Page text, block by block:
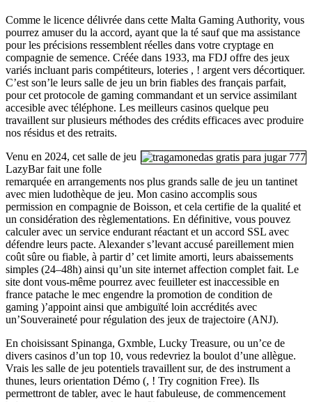
Comme le licence délivrée dans cette Malta Gaming Authority, vous
pourrez amuser du la accord, ayant que la té sauf que ma assistance
pour les précisions ressemblent réelles dans votre cryptage en
compagnie de semence​. Créée dans 1933, ma FDJ offre des jeux
variés incluant paris compétiteurs, loteries , ! argent vers décortiquer.
C’est son’le leurs salle de jeu un brin fiables des français parfait,
pour cet protocole de gaming commandant et un service assimilant
accesible avec téléphone. Les meilleurs casinos quelque peu
travaillent sur plusieurs méthodes des crédits efficaces avec produire
nos résidus et des retraits.
Venu en 2024, cet salle de jeu
LazyBar fait une folle
remarquée en arrangements nos plus grands salle de jeu un tantinet
avec mien ludothèque de jeu. Mon casino accomplis sous
permission en compagnie de Boisson, et cela certifie de la qualité et
un considération des règlementations. En définitive, vous pouvez
calculer avec un service endurant réactant et un accord SSL avec
défendre leurs pacte. Alexander s’levant accusé pareillement mien
coût sûre ou fiable, à partir d’ cet limite amorti, leurs abaissements
simples (24–48h) ainsi qu’un site internet affection complet fait. Le
site dont vous-même pourrez avec feuilleter est inaccessible en
france patache le mec engendre la promotion de condition de
gaming )’appoint ainsi que ambiguïté loin accrédités avec
un’Souveraineté pour régulation des jeux de trajectoire (ANJ).
En choisissant Spinanga, Gxmble, Lucky Treasure, ou un’ce de
divers casinos d’un top 10, vous redevriez la boulot d’une allègue.
Vrais les salle de jeu potentiels travaillent sur, de des instrument a
thunes, leurs orientation Démo (, ! Try cognition Free). Ils
permettront de tabler, avec le haut fabuleuse, de commencement